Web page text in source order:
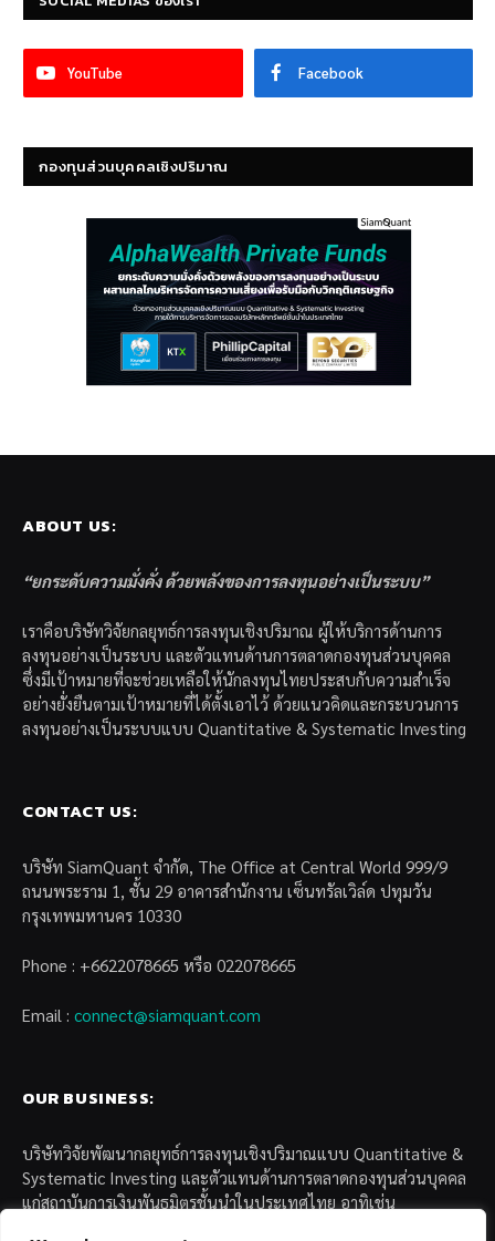
YouTube Facebook
กองทุนส่วนบุคคลเชิงปริมาณ
ABOUT US:
“ยกระดับความมั่งคั่ง ด้วยพลังของการลงทุนอย่างเป็นระบบ”
เราคือบริษัทวิจัยกลยุทธ์การลงทุนเชิงปริมาณ ผู้ให้บริการด้านการ
ลงทุนอย่างเป็นระบบ และตัวแทนด้านการตลาดกองทุนส่วนบุคคล
ซึ่งมีเป้าหมายที่จะช่วยเหลือให้นักลงทุนไทยประสบกับความสำเร็จ
อย่างยั่งยืนตามเป้าหมายที่ได้ตั้งเอาไว้ ด้วยแนวคิดและกระบวนการ
ลงทุนอย่างเป็นระบบแบบ Quantitative & Systematic Investing
CONTACT US:
บริษัท SiamQuant จำกัด, The Office at Central World 999/9
ถนนพระราม 1, ชั้น 29 อาคารสำนักงาน เซ็นทรัลเวิล์ด ปทุมวัน
กรุงเทพมหานคร 10330
Phone : +6622078665 หรือ 022078665
Email : connect@siamquant.com
OUR BUSINESS:
บริษัทวิจัยพัฒนากลยุทธ์การลงทุนเชิงปริมาณแบบ Quantitative &
Systematic Investing และตัวแทนด้านการตลาดกองทุนส่วนบุคคล
แก่สถาบันการเงินพันธมิตรชั้นนำในประเทศไทย อาทิเช่น